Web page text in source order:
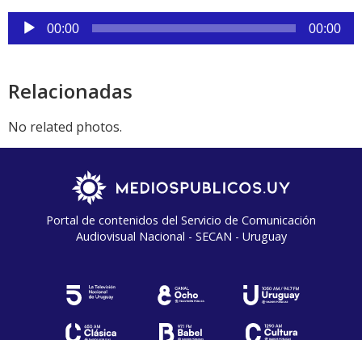
Reproductor
de
00:00 00:00
Relacionadas
No related photos.
Portal de contenidos del Servicio de Comunicación
Audiovisual Nacional - SECAN - Uruguay